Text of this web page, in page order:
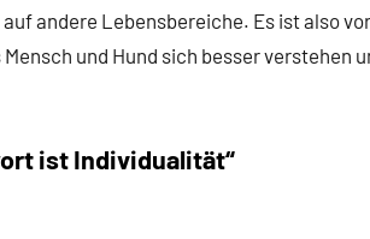
andere Lebensbereiche. Es ist also
und Hund sich besser
ist Individualität“